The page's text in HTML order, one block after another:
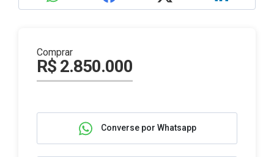
Comprar
R$ 2.850.000
Converse por Whatsapp